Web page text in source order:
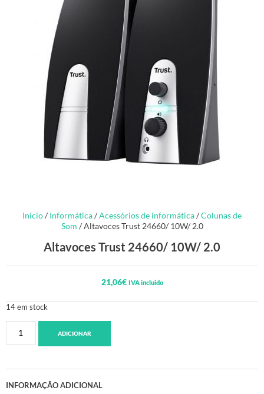
Início/ Informática/Acessórios de informática/Colunas de
Som / Altavoces Trust 24660/ 10W/ 2.0
Altavoces Trust 24660/ 10W/ 2.0
21,06€ IVA incluido
14 em stock
ADICIONAR
INFORMAÇÃO ADICIONAL